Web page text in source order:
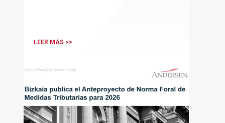
internacionales de la UE
LEER MÁS >>